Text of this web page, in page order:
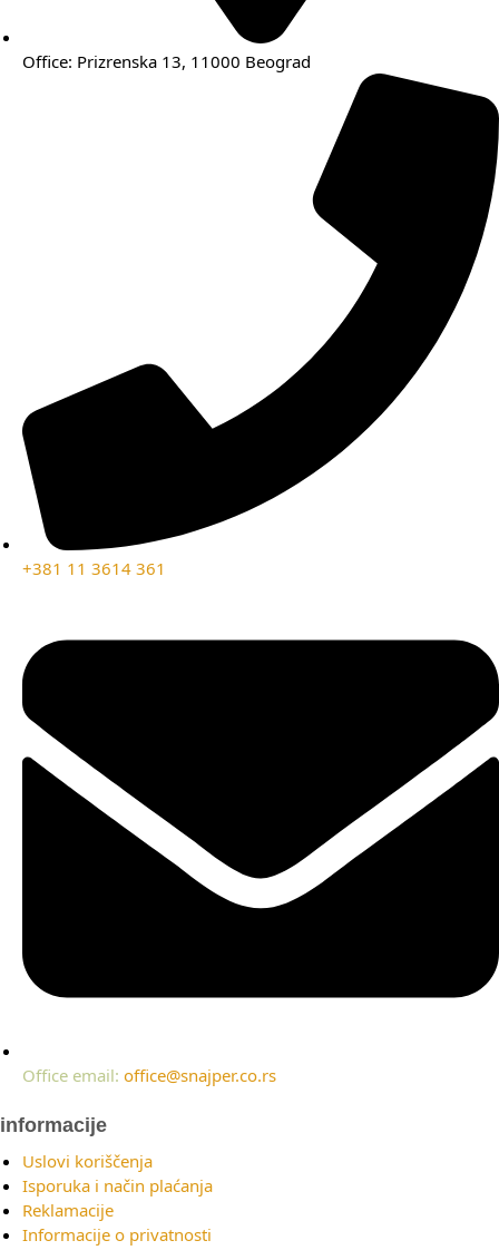
Office: Prizrenska 13, 11000 Beograd
+381 11 3614 361
Office email: office@snajper.co.rs
informacije
Uslovi koriščenja
Isporuka i način plaćanja
Reklamacije
Informacije o privatnosti